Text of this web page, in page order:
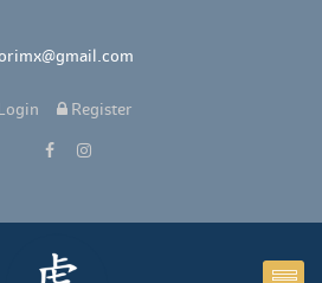
Register